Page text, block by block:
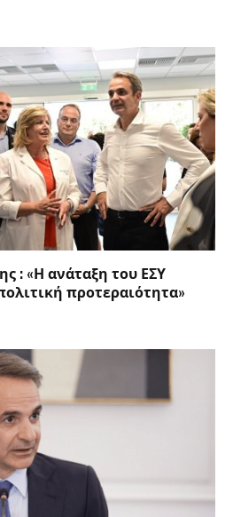
: «Η ανάταξη του ΕΣΥ
προτεραιότητα»